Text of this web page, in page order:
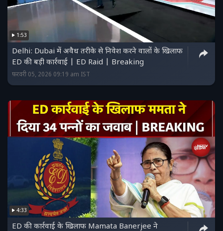
1:53
Delhi: Dubai में अवैध तरीके से निवेश करने वालों के खिलाफ
ED की बड़ी कार्रवाई | ED Raid | Breaking
फ़रवरी 05, 2026 09:19 am IST
4:33
ED की कार्रवाई के खिलाफ Mamata Banerjee ने